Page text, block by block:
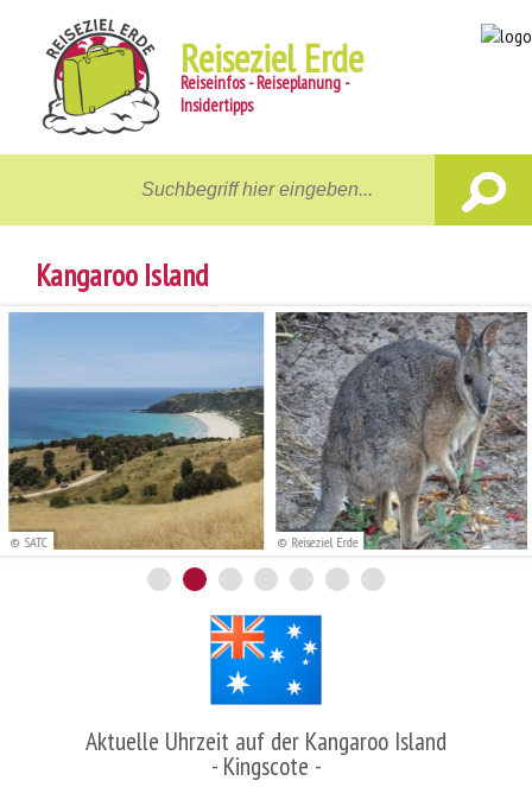
Reiseziel Erde
Reiseinfos - Reiseplanung -
Insidertipps
Unterwegs
Gastgeber
Aktiv
News
Reiseberichte
Service
Kangaroo Island
© SATC © Reiseziel Erde
Aktuelle Uhrzeit auf der Kangaroo Island
- Kingscote -